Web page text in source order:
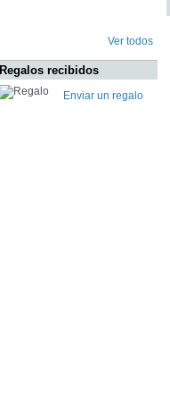
Ver todos
Regalos recibidos
Enviar un regalo